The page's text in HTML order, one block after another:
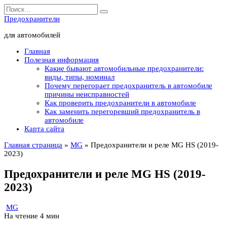
Перейти
к
содержанию
Search
for:
Предохранители
для автомобилей
Главная
Полезная информация
Какие бывают автомобильные предохранители:
виды, типы, номинал
Почему перегорает предохранитель в автомобиле
причины неисправностей
Как проверить предохранители в автомобиле
Как заменить перегоревший предохранитель в
автомобиле
Карта сайта
Главная страница » MG » Предохранители и реле MG HS (2019-
2023)
Предохранители и реле MG HS (2019-
2023)
MG
На чтение 4 мин